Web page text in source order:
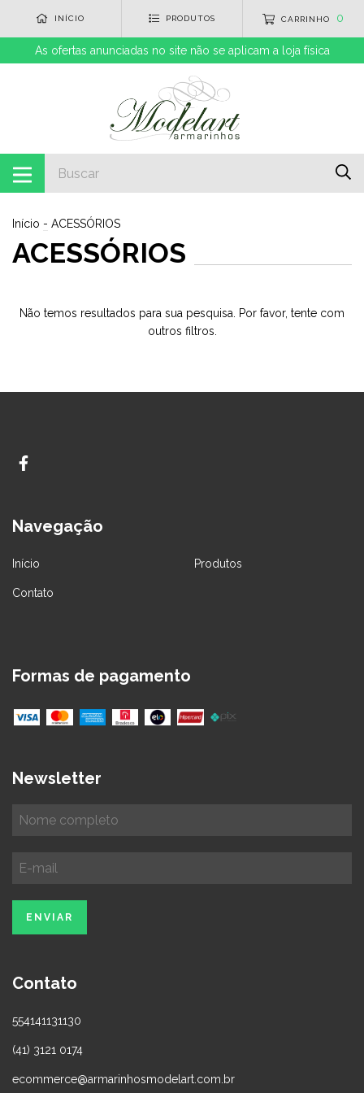
INÍCIO PRODUTOS CARRINHO 0
As ofertas anunciadas no site não se aplicam a loja física
Início - ACESSÓRIOS
ACESSÓRIOS
Não temos resultados para sua pesquisa. Por favor, tente com
outros filtros.
Navegação
Início Produtos
Contato
Formas de pagamento
Newsletter
Contato
554141131130
(41) 3121 0174
ecommerce@armarinhosmodelart.com.br